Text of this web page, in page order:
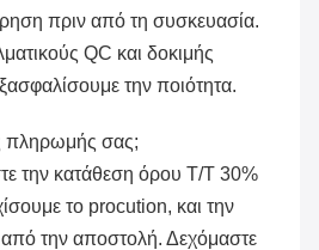
πριν από τη συσκευασία.
QC και δοκιμής
την ποιότητα.
πληρωμής σας;
την κατάθεση όρου T/T 30%
το procution, και την
την αποστολή. Δεχόμαστε